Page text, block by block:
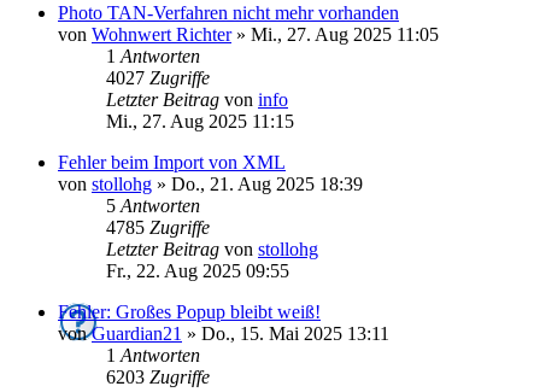
Photo TAN-Verfahren nicht mehr vorhanden
von Wohnwert Richter» Mi., 27. Aug 2025 11:05
1 Antworten
4027 Zugriffe
Letzter Beitrag von info
Mi., 27. Aug 2025 11:15
Fehler beim Import von XML
von stollohg » Do., 21. Aug 2025 18:39
5 Antworten
4785 Zugriffe
Letzter Beitrag von stollohg
Fr., 22. Aug 2025 09:55
Fehler: Großes Popup bleibt weiß!
vonGuardian21 » Do., 15. Mai 2025 13:11
1 Antworten
6203 Zugriffe